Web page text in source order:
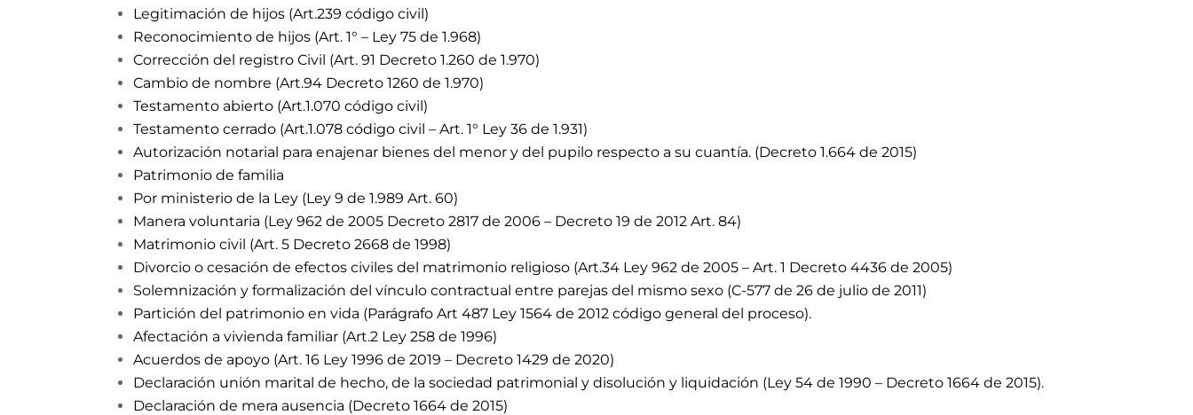
Legitimación de hijos (Art.239 código civil)
Reconocimiento de hijos (Art. 1° – Ley 75 de 1.968)
Corrección del registro Civil (Art. 91 Decreto 1.260 de 1.970)
Cambio de nombre (Art.94 Decreto 1260 de 1.970)
Testamento abierto (Art.1.070 código civil)
Testamento cerrado (Art.1.078 código civil – Art. 1° Ley 36 de 1.931)
Autorización notarial para enajenar bienes del menor y del pupilo respecto a su cuantía. (Decreto 1.664 de 2015)
Patrimonio de familia
Por ministerio de la Ley (Ley 9 de 1.989 Art. 60)
Manera voluntaria (Ley 962 de 2005 Decreto 2817 de 2006 – Decreto 19 de2012 Art. 84)
Matrimonio civil (Art. 5 Decreto 2668 de 1998)
Divorcio o cesación de efectos civiles del matrimonio religioso (Art.34 Ley 962 de 2005 – Art. 1 Decreto 4436 de 2005)
Solemnización y formalización del vínculo contractual entre parejas del mismo sexo (C-577 de 26 de julio de 2011)
Partición del patrimonio en vida (Parágrafo Art 487 Ley 1564 de 2012 código general del proceso).
Afectación a vivienda familiar (Art.2 Ley 258 de 1996)
Acuerdos de apoyo (Art. 16 Ley 1996 de 2019 – Decreto 1429 de 2020)
Declaración unión marital de hecho, de la sociedad patrimonial y disolución y liquidación (Ley 54 de 1990 – Decreto 1664 de 2015).
Declaración de mera ausencia (Decreto 1664 de 2015)